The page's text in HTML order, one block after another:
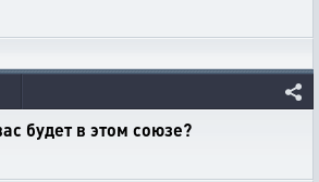
будет в этом союзе?